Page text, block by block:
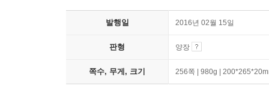
발행일 2016년 02월 15일
판형 양장
쪽수, 무게, 크기 256쪽 | 980g |